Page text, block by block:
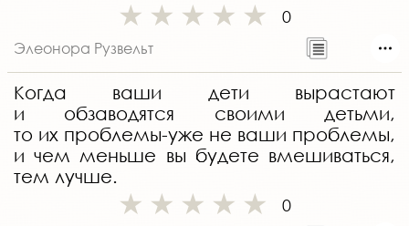
0
Элеонора Рузвельт
Когда ваши дети вырастают
и обзаводятся своими детьми,
то их проблемы-уже не ваши проблемы,
и чем меньше вы будете вмешиваться,
тем лучше.
0